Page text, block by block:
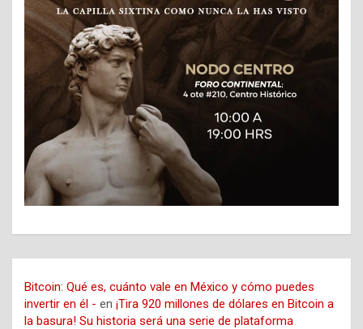
Bitcoin: Qué es, cuánto vale en México y cómo puedes
invertir en él - en ¡Tira 920 millones de dólares en Bitcoin a
la basura! Su historia será una serie de plataforma